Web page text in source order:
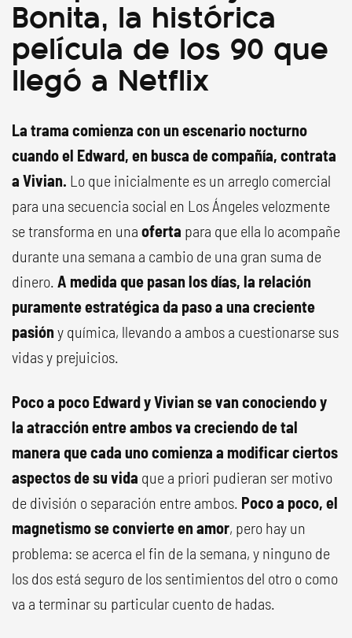
Bonita, la histórica
película de los 90 que
llegó a Netflix
La trama comienza con un escenario nocturno
cuando el Edward, en busca de compañía, contrata
a Vivian. Lo que inicialmente es un arreglo comercial
para una secuencia social en Los Ángeles velozmente
se transforma en una oferta para que ella lo acompañe
durante una semana a cambio de una gran suma de
dinero. A medida que pasan los días, la relación
puramente estratégica da paso a una creciente
pasión y química, llevando a ambos a cuestionarse sus
vidas y prejuicios.
Poco a poco Edward y Vivian se van conociendo y
la atracción entre ambos va creciendo de tal
manera que cada uno comienza a modificar ciertos
aspectos de su vida que a priori pudieran ser motivo
de división o separación entre ambos. Poco a poco, el
magnetismo se convierte en amor, pero hay un
problema: se acerca el fin de la semana, y ninguno de
los dos está seguro de los sentimientos del otro o como
va a terminar su particular cuento de hadas.